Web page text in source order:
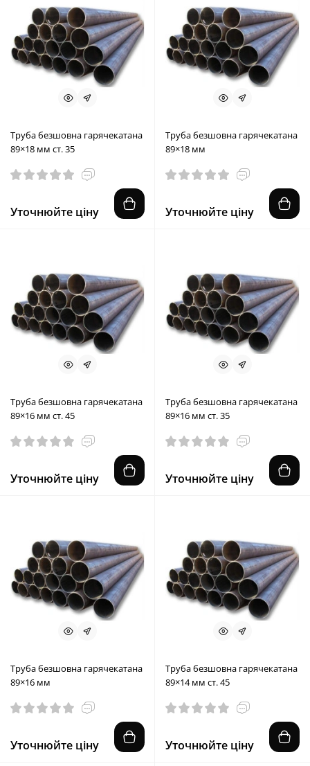
Труба безшовна гарячекатана
89×18 мм ст. 35
Уточнюйте ціну
Труба безшовна гарячекатана
89×18 мм
Уточнюйте ціну
Труба безшовна гарячекатана
89×16 мм ст. 45
Уточнюйте ціну
Труба безшовна гарячекатана
89×16 мм ст. 35
Уточнюйте ціну
Труба безшовна гарячекатана
89×16 мм
Уточнюйте ціну
Труба безшовна гарячекатана
89×14 мм ст. 45
Уточнюйте ціну